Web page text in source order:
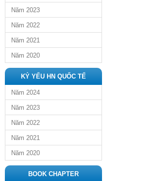
Năm 2023
Năm 2022
Năm 2021
Năm 2020
KỶ YẾU HN QUỐC TẾ
Năm 2024
Năm 2023
Năm 2022
Năm 2021
Năm 2020
BOOK CHAPTER